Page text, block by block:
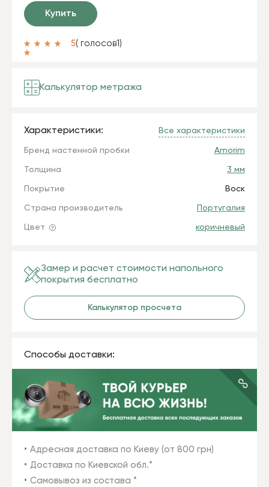
Купить
5( голосов1 )
Калькулятор метража
Характеристики: Все характеристики
Бренд настенной пробки Amorim
Толщина 3 мм
Покрытие Воск
Страна производитель Португалия
Цвет коричневый
Замер и расчет стоимости напольного
покрытия бесплатно
Калькулятор просчета
Способы доставки:
Адресная доставка по Киеву (от 800 грн)
Доставка по Киевской обл.*
Самовывоз из состава *